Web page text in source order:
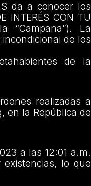
da a conocer los
INTERÉS CON TU
“Campaña”). La
de los
de la
realizadas a
en la República de
a las 12:01 a.m.
lo que